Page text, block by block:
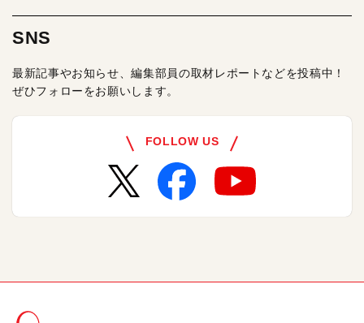
SNS
最新記事やお知らせ、編集部員の取材レポートなどを投稿中！
ぜひフォローをお願いします。
FOLLOW US